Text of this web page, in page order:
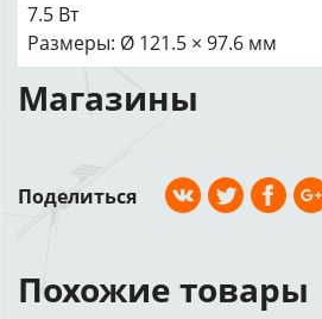
7.5 Вт
Размеры: Ø 121.5 × 97.6 мм
Магазины
Поделиться
Похожие товары